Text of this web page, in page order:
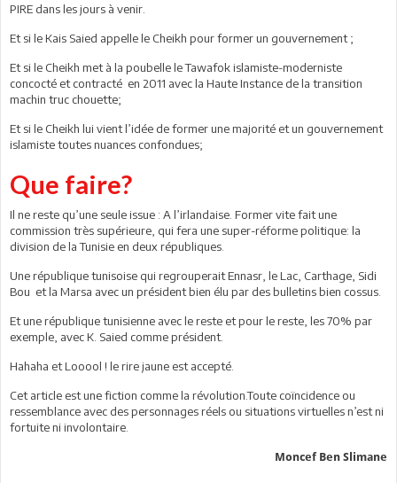
PIRE dans les jours à venir.
Et si le Kais Saied appelle le Cheikh pour former un gouvernement ;
Et si le Cheikh met à la poubelle le Tawafok islamiste-moderniste
concocté et contracté en 2011 avec la Haute Instance de la transition
machin truc chouette;
Et si le Cheikh lui vient l’idée de former une majorité et un gouvernement
islamiste toutes nuances confondues;
Que faire?
Il ne reste qu’une seule issue : A l’irlandaise. Former vite fait une
commission très supérieure, qui fera une super-réforme politique: la
division de la Tunisie en deux républiques.
Une république tunisoise qui regrouperait Ennasr, le Lac, Carthage, Sidi
Bou et la Marsa avec un président bien élu par des bulletins bien cossus.
Et une république tunisienne avec le reste et pour le reste, les 70% par
exemple, avec K. Saied comme président.
Hahaha et Looool ! le rire jaune est accepté.
Cet article est une fiction comme la révolution.Toute coïncidence ou
ressemblance avec des personnages réels ou situations virtuelles n’est ni
fortuite ni involontaire.
Moncef Ben Slimane